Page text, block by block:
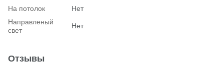
На потолок
Нет
Hаправленый
свет
Нет
Отзывы